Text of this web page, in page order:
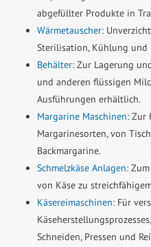
abgefüllter Produkte in
Wärmetauscher:
Sterilisation, Kühlung
Behälter: Zur Lagerung
und anderen flüssigen
Ausführungen erhältlich.
Margarine Maschinen: Zur
Margarinesorten, von
Backmargarine.
Schmelzkäse Anlagen:
von Käse zu
Käsereimaschinen: Für
Schneiden, Pressen und